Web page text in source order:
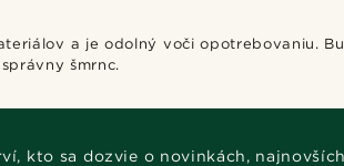
a je odolný voči opotrebovaniu.
šmrnc.
kto sa dozvie o novinkách,